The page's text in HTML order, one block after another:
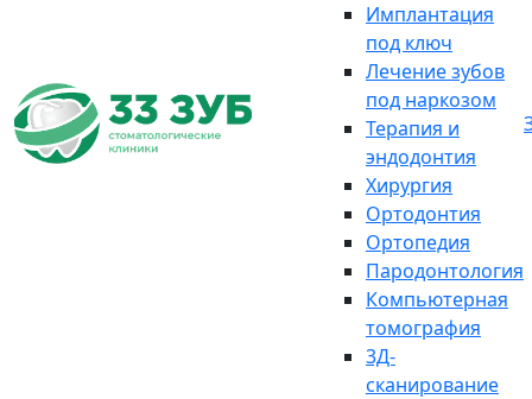
Имплантация
под ключ
Лечение зубов
под наркозом
Терапия и
эндодонтия
Хирургия
Ортодонтия
Ортопедия
Пародонтология
Компьютерная
томография
3Д-
сканирование